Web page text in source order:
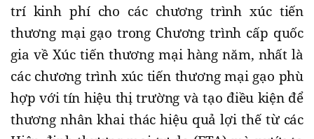
trí kinh phí cho các chương trình xúc tiến
thương mại gạo trong Chương trình cấp quốc
gia về Xúc tiến thương mại hàng năm, nhất là
các chương trình xúc tiến thương mại gạo phù
hợp với tín hiệu thị trường và tạo điều kiện để
thương nhân khai thác hiệu quả lợi thế từ các